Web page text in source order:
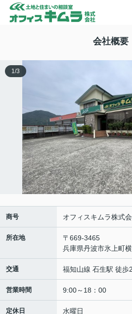
会社概要
1/3
商号 オフィスキムラ株式
所在地
〒669-3465
兵庫県丹波市氷上町
交通 福知山線 石生駅 徒歩
営業時間 9:00～18：00
定休日 水曜日